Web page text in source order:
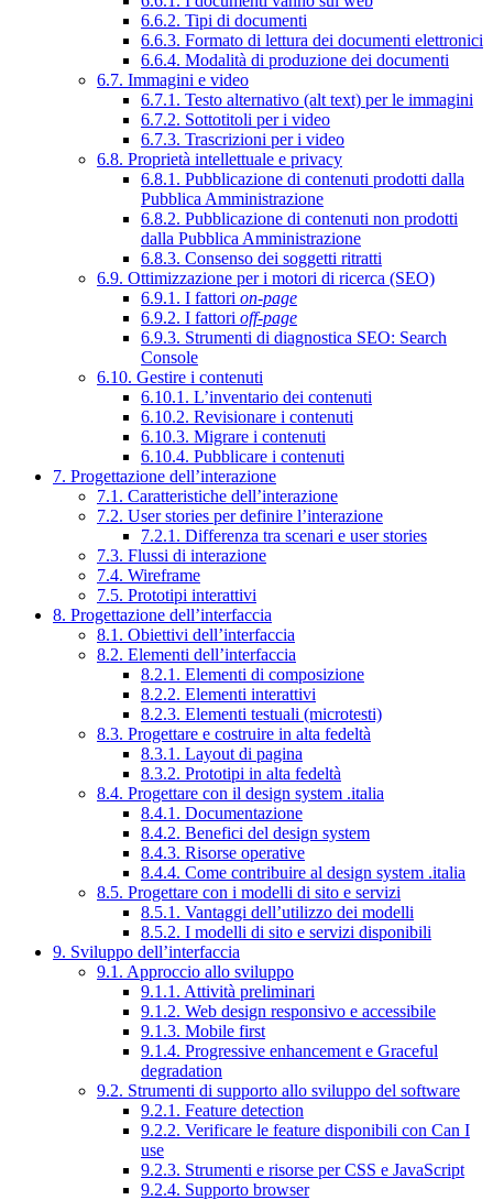
6.6.2. Tipi di documenti
6.6.3. Formato di lettura dei documenti elettronici
6.6.4. Modalità di produzione dei documenti
6.7. Immagini e video
6.7.1. Testo alternativo (alt text) per le immagini
6.7.2. Sottotitoli per i video
6.7.3. Trascrizioni per i video
6.8. Proprietà intellettuale e privacy
6.8.1. Pubblicazione di contenuti prodotti dalla
Pubblica Amministrazione
6.8.2. Pubblicazione di contenuti non prodotti
dalla Pubblica Amministrazione
6.8.3. Consenso dei soggetti ritratti
6.9. Ottimizzazione per i motori di ricerca (SEO)
6.9.1. I fattori on-page
6.9.2. I fattori off-page
6.9.3. Strumenti di diagnostica SEO: Search
Console
6.10. Gestire i contenuti
6.10.1. L’inventario dei contenuti
6.10.2. Revisionare i contenuti
6.10.3. Migrare i contenuti
6.10.4. Pubblicare i contenuti
7. Progettazione dell’interazione
7.1. Caratteristiche dell’interazione
7.2. User stories per definire l’interazione
7.2.1. Differenza tra scenari e user stories
7.3. Flussi di interazione
7.4. Wireframe
7.5. Prototipi interattivi
8. Progettazione dell’interfaccia
8.1. Obiettivi dell’interfaccia
8.2. Elementi dell’interfaccia
8.2.1. Elementi di composizione
8.2.2. Elementi interattivi
8.2.3. Elementi testuali (microtesti)
8.3. Progettare e costruire in alta fedeltà
8.3.1. Layout di pagina
8.3.2. Prototipi in alta fedeltà
8.4. Progettare con il design system .italia
8.4.1. Documentazione
8.4.2. Benefici del design system
8.4.3. Risorse operative
8.4.4. Come contribuire al design system .italia
8.5. Progettare con i modelli di sito e servizi
8.5.1. Vantaggi dell’utilizzo dei modelli
8.5.2. I modelli di sito e servizi disponibili
9. Sviluppo dell’interfaccia
9.1. Approccio allo sviluppo
9.1.1. Attività preliminari
9.1.2. Web design responsivo e accessibile
9.1.3. Mobile first
9.1.4. Progressive enhancement e Graceful
degradation
9.2. Strumenti di supporto allo sviluppo del software
9.2.1. Feature detection
9.2.2. Verificare le feature disponibili con Can I
use
9.2.3. Strumenti e risorse per CSS e JavaScript
9.2.4. Supporto browser